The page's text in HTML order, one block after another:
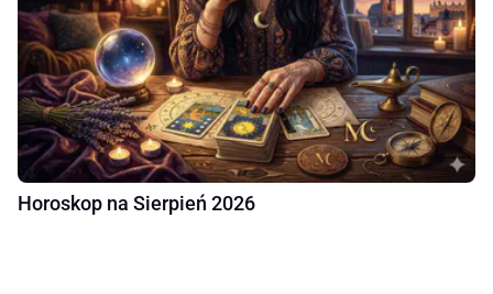
Horoskop na Sierpień 2026